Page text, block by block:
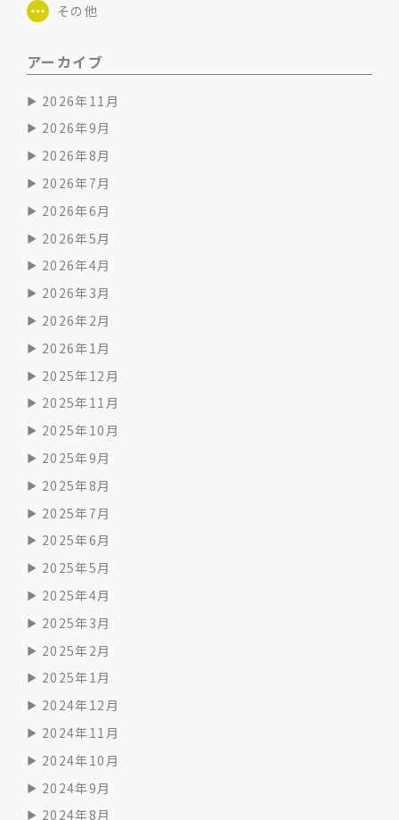
その他
アーカイブ
2026年11月
2026年9月
2026年8月
2026年7月
2026年6月
2026年5月
2026年4月
2026年3月
2026年2月
2026年1月
2025年12月
2025年11月
2025年10月
2025年9月
2025年8月
2025年7月
2025年6月
2025年5月
2025年4月
2025年3月
2025年2月
2025年1月
2024年12月
2024年11月
2024年10月
2024年9月
2024年8月